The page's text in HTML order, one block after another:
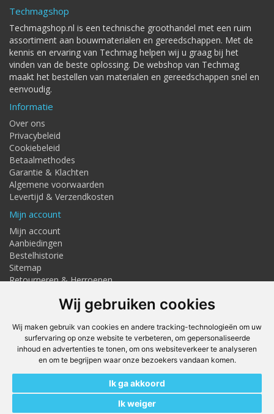
Wij gebruiken cookies
Wij maken gebruik van cookies en andere tracking-technologieën om uw
surfervaring op onze website te verbeteren, om gepersonaliseerde
inhoud en advertenties te tonen, om ons websiteverkeer te analyseren
en om te begrijpen waar onze bezoekers vandaan komen.
Ik ga akkoord
Ik weiger
Techmagshop
Techmagshop.nl is een technische groothandel met een ruim
assortiment aan bouwmaterialen en gereedschappen. Met de
kennis en ervaring van Techmag helpen wij u graag bij het
vinden van de beste oplossing. De webshop van Techmag
maakt het bestellen van materialen en gereedschappen snel en
eenvoudig.
Informatie
Over ons
Privacybeleid
Cookiebeleid
Betaalmethodes
Garantie & Klachten
Algemene voorwaarden
Levertijd & Verzendkosten
Mijn account
Mijn account
Aanbiedingen
Bestelhistorie
Sitemap
Retourneren & Herroepen
Adresgegevens
Textielstraat 4, Haaksbergen
Telefoon: 053-7676275
info@techmaghaaksbergen.nl
Onze Webshops
Techmag247.nl
Vuurwerkstaffel.nl
Kit247.nl